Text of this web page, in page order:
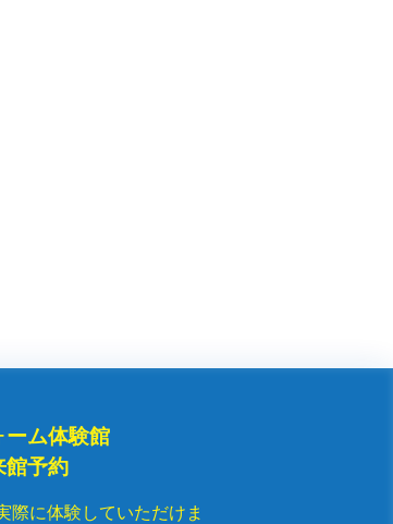
ーム体験館
館予約
際に体験していただけま